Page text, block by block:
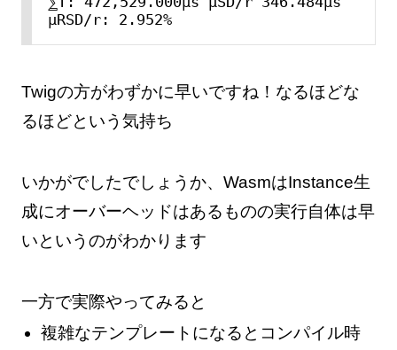
μRSD/r: 2.952%
Twigの方がわずかに早いですね！なるほどな
るほどという気持ち
いかがでしたでしょうか、WasmはInstance生
成にオーバーヘッドはあるものの実行自体は早
いというのがわかります
一方で実際やってみると
複雑なテンプレートになるとコンパイル時